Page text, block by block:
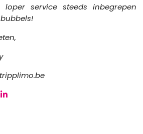
service steeds inbegrepen